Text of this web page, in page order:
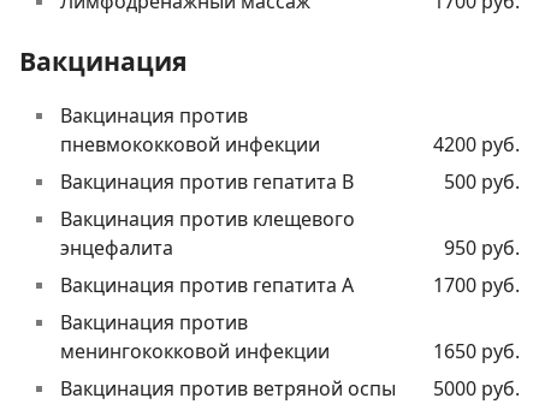
Вакцинация
Вакцинация против
пневмококковой инфекции
4200 руб.
Вакцинация против гепатита В
500 руб.
Вакцинация против клещевого
энцефалита
950 руб.
Вакцинация против гепатита А
1700 руб.
Вакцинация против
менингококковой инфекции
1650 руб.
Вакцинация против ветряной оспы
5000 руб.